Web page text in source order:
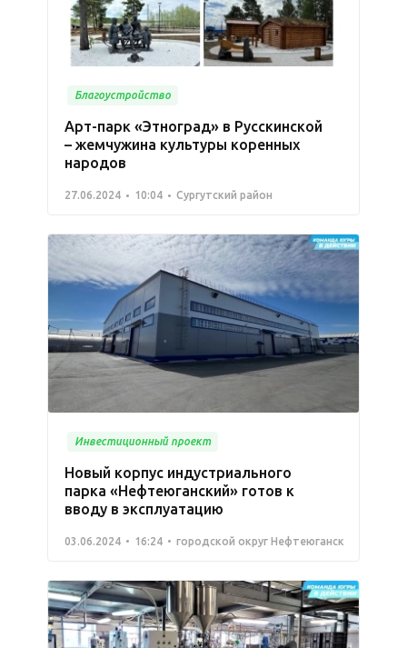
Благоустройство
Арт-парк «Этноград» в Русскинской
– жемчужина культуры коренных
народов
27.06.2024 10:04 Сургутский район
Инвестиционный проект
Новый корпус индустриального
парка «Нефтеюганский» готов к
вводу в эксплуатацию
03.06.2024 16:24 городской округ Нефтеюганск